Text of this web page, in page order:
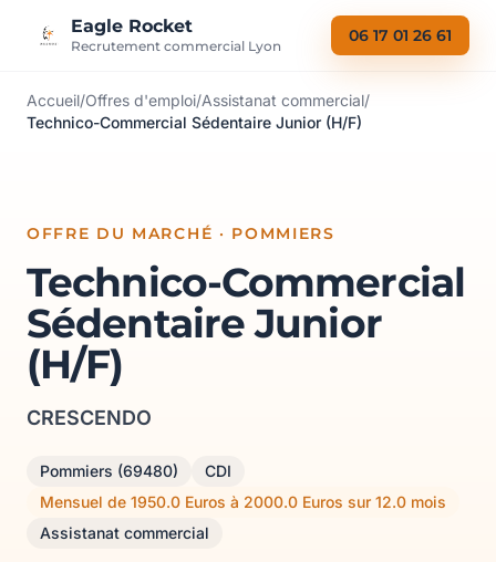
Eagle Rocket
Recrutement commercial Lyon
06 17 01 26 61
Accueil/Offres d'emploi/Assistanat commercial/
Technico-Commercial Sédentaire Junior (H/F)
OFFRE DU MARCHÉ · POMMIERS
Technico-Commercial
Sédentaire Junior
(H/F)
CRESCENDO
Pommiers (69480)
CDI
Mensuel de 1950.0 Euros à 2000.0 Euros sur 12.0 mois
Assistanat commercial